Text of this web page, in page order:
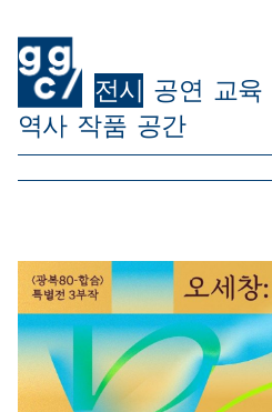
전시 공연 교육
역사 작품 공간
ggc/